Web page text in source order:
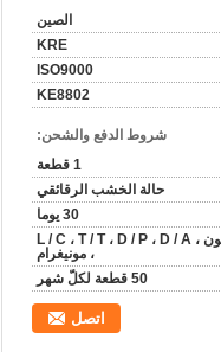
الصين
KRE
ISO9000
KE8802
شروط الدفع والشحن:
1 قطعة
حالة الخشب الرقائقي
30 يوما
ويسترن يونيون ، L / C ، T / T ، D / P ، D / A
، مونيغرام
50 قطعة لكلّ شهر
اتصل